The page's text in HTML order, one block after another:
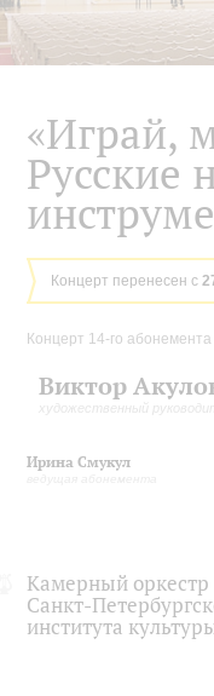
«Играй,
Русские
Концерт перенесен с
Концерт 14-го абонемента
Виктор
художественный
Ирина Смукул
Камерный
Санкт-
института